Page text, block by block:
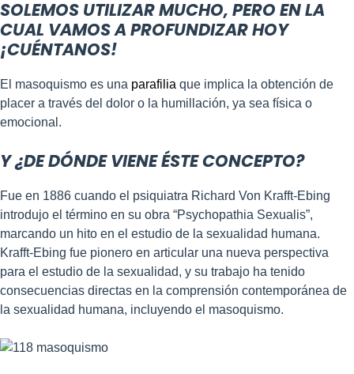
SOLEMOS UTILIZAR MUCHO, PERO EN LA
CUAL VAMOS A PROFUNDIZAR HOY
¡CUÉNTANOS!
El masoquismo es una parafilia que implica la obtención de
placer a través del dolor o la humillación, ya sea física o
emocional.
Y ¿DE DÓNDE VIENE ÉSTE CONCEPTO?
Fue en 1886 cuando el psiquiatra Richard Von Krafft-Ebing
introdujo el término en su obra “Psychopathia Sexualis”,
marcando un hito en el estudio de la sexualidad humana.
Krafft-Ebing fue pionero en articular una nueva perspectiva
para el estudio de la sexualidad, y su trabajo ha tenido
consecuencias directas en la comprensión contemporánea de
la sexualidad humana, incluyendo el masoquismo.